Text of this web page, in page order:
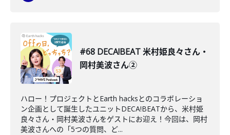
#68 DECA!BEAT 米村姫良々さん・
岡村美波さん②
ハロー！プロジェクトとEarth hacksとのコラボレーショ
ン企画として誕生したユニットDECA!BEATから、米村姫
良々さん・岡村美波さんをゲストにお迎え！今回は、岡村
美波さんへの「5つの質問、ど...